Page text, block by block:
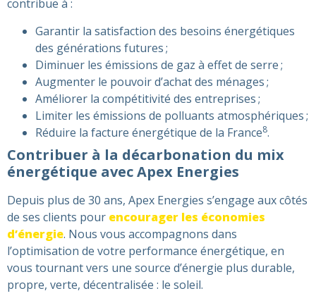
contribue à :
Garantir la satisfaction des besoins énergétiques
des générations futures ;
Diminuer les émissions de gaz à effet de serre ;
Augmenter le pouvoir d’achat des ménages ;
Améliorer la compétitivité des entreprises ;
Limiter les émissions de polluants atmosphériques ;
Réduire la facture énergétique de la France8.
Contribuer à la décarbonation du mix
énergétique avec Apex Energies
Depuis plus de 30 ans, Apex Energies s’engage aux côtés
de ses clients pour encourager les économies
d’énergie. Nous vous accompagnons dans
l’optimisation de votre performance énergétique, en
vous tournant vers une source d’énergie plus durable,
propre, verte, décentralisée : le soleil.